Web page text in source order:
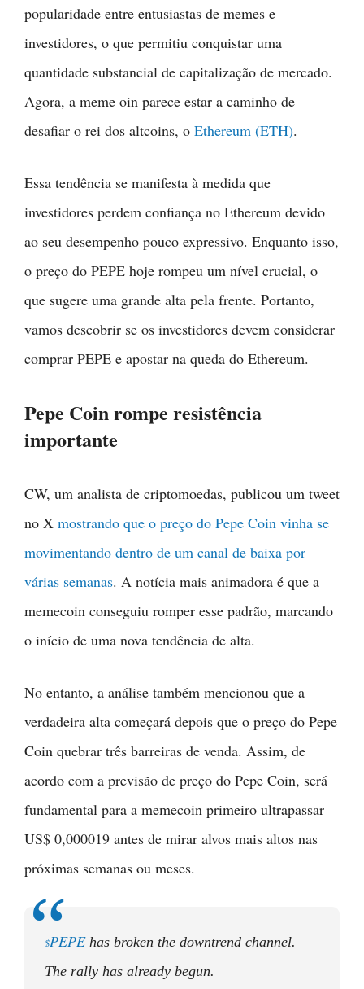
popularidade entre entusiastas de memes e
investidores, o que permitiu conquistar uma
quantidade substancial de capitalização de mercado.
Agora, a meme oin parece estar a caminho de
desafiar o rei dos altcoins, o Ethereum (ETH).
Essa tendência se manifesta à medida que
investidores perdem confiança no Ethereum devido
ao seu desempenho pouco expressivo. Enquanto isso,
o preço do PEPE hoje rompeu um nível crucial, o
que sugere uma grande alta pela frente. Portanto,
vamos descobrir se os investidores devem considerar
comprar PEPE e apostar na queda do Ethereum.
Pepe Coin rompe resistência
importante
CW, um analista de criptomoedas, publicou um tweet
no X mostrando que o preço do Pepe Coin vinha se
movimentando dentro de um canal de baixa por
várias semanas. A notícia mais animadora é que a
memecoin conseguiu romper esse padrão, marcando
o início de uma nova tendência de alta.
No entanto, a análise também mencionou que a
verdadeira alta começará depois que o preço do Pepe
Coin quebrar três barreiras de venda. Assim, de
acordo com a previsão de preço do Pepe Coin, será
fundamental para a memecoin primeiro ultrapassar
US$ 0,000019 antes de mirar alvos mais altos nas
próximas semanas ou meses.
$PEPEhas broken the downtrend channel.
The rally has already begun.